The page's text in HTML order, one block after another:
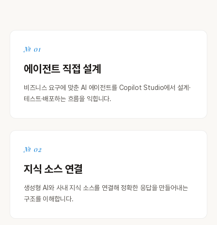
№ 01
에이전트 직접 설계
비즈니스 요구에 맞춘 AI 에이전트를 Copilot Studio에서 설계·
테스트·배포하는 흐름을 익힙니다.
№ 02
지식 소스 연결
생성형 AI와 사내 지식 소스를 연결해 정확한 응답을 만들어내는
구조를 이해합니다.